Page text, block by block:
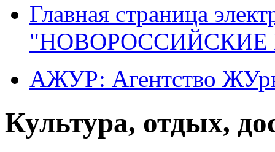
Главная страница
"НОВОРОССИЙСКИЕ
АЖУР: Агентство
Культура, отдых,